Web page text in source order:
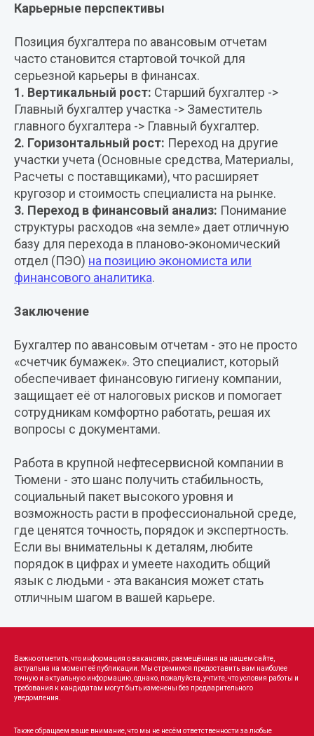
Карьерные перспективы
Позиция бухгалтера по авансовым отчетам
часто становится стартовой точкой для
серьезной карьеры в финансах.
1. Вертикальный рост: Старший бухгалтер ->
Главный бухгалтер участка -> Заместитель
главного бухгалтера -> Главный бухгалтер.
2. Горизонтальный рост: Переход на другие
участки учета (Основные средства, Материалы,
Расчеты с поставщиками), что расширяет
кругозор и стоимость специалиста на рынке.
3. Переход в финансовый анализ: Понимание
структуры расходов «на земле» дает отличную
базу для перехода в планово-экономический
отдел (ПЭО) на позицию экономиста или
финансового аналитика.
Заключение
Бухгалтер по авансовым отчетам - это не просто
«счетчик бумажек». Это специалист, который
обеспечивает финансовую гигиену компании,
защищает её от налоговых рисков и помогает
сотрудникам комфортно работать, решая их
вопросы с документами.
Работа в крупной нефтесервисной компании в
Тюмени - это шанс получить стабильность,
социальный пакет высокого уровня и
возможность расти в профессиональной среде,
где ценятся точность, порядок и экспертность.
Если вы внимательны к деталям, любите
порядок в цифрах и умеете находить общий
язык с людьми - эта вакансия может стать
отличным шагом в вашей карьере.
Важно отметить, что информация о вакансиях, размещённая на нашем сайте,
актуальна на момент её публикации. Мы стремимся предоставить вам наиболее
точную и актуальную информацию, однако, пожалуйста, учтите, что условия работы и
требования к кандидатам могут быть изменены без предварительного
уведомления.
Также обращаем ваше внимание, что мы не несём ответственности за любые